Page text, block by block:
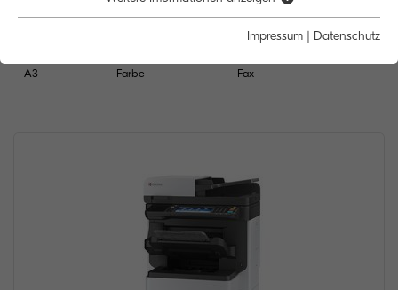
A3 Farbe
Scan
Fax
Impressum | Datenschutz